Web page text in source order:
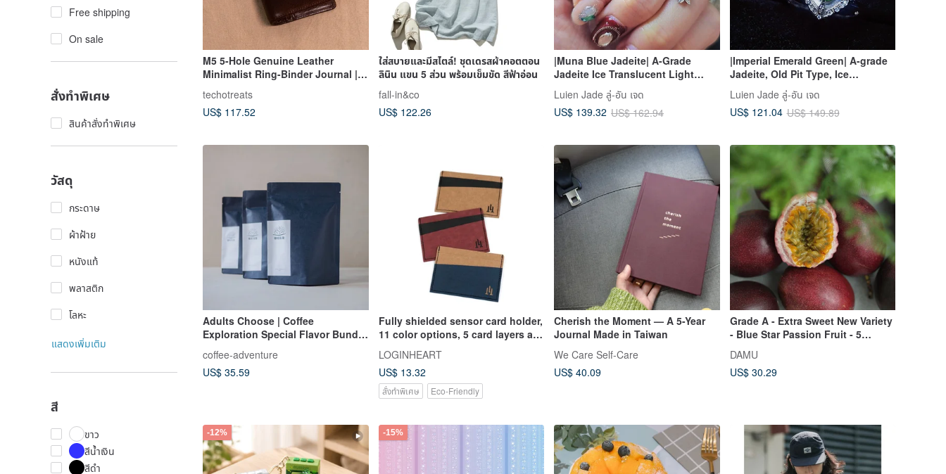
Free shipping
On sale
สั่งทำพิเศษ
สินค้าสั่งทำพิเศษ
วัสดุ
กระดาษ
ผ้าฝ้าย
หนังแท้
พลาสติก
โลหะ
แสดงเพิ่มเติม
สี
ขาว
สีน้ำเงิน
สีดำ
M5 5-Hole Genuine Leather
Minimalist Ring-Binder Journal |
Brown (No Clasp)
techotreats
US$ 117.52
ใส่สบายและมีสไตล์! ชุดเดรสผ้าคอตตอน
ลินิน แขน 5 ส่วน พร้อมเข็มขัด สีฟ้าอ่อน
fall-in&co
US$ 122.26
|Muna Blue Jadeite| A-Grade
Jadeite Ice Translucent Light
Blue-Purple Egg Shape 5mm
Sterling Silver Plated 18k Earrings
Luien Jade ลู่-อัน เจด
US$ 139.32 US$ 162.94
|Imperial Emerald Green| A-grade
Jadeite, Old Pit Type, Ice
Translucent, Lush Emerald Green,
Large Egg Shape 5mm, Sterling
Silver Plated 18k, Lace Design
Luien Jade ลู่-อัน เจด
US$ 121.04 US$ 149.89
Adults Choose | Coffee
Exploration Special Flavor Bundle
(3 Bags / 5 Bags of Coffee Beans)
coffee-adventure
US$ 35.59
Fully shielded sensor card holder,
11 color options, 5 card layers all
shielded, anti-theft and anti-
demagnetization, MIT (Made in
Taiwan)
LOGINHEART
US$ 13.32
สั่งทำพิเศษ Eco-Friendly
Cherish the Moment — A 5-Year
Journal Made in Taiwan
We Care Self-Care
US$ 40.09
Grade A - Extra Sweet New Variety
- Blue Star Passion Fruit - 5
catties / Hong Kong Delivery
Available
DAMU
US$ 30.29
-12% -15%